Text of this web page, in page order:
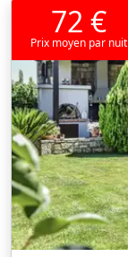
72 €
Prix moyen par nuit